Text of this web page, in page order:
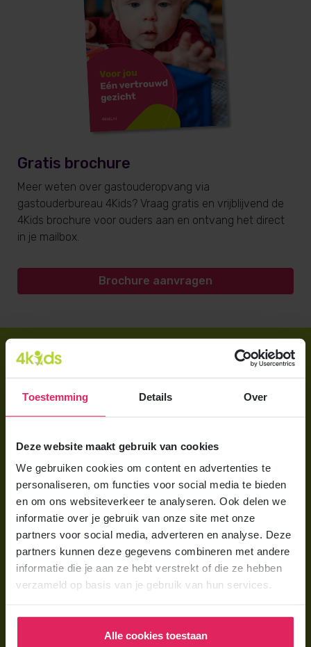
Toestemming Details Over
Deze website maakt gebruik van cookies
We gebruiken cookies om content en advertenties te
personaliseren, om functies voor social media te bieden
en om ons websiteverkeer te analyseren. Ook delen we
informatie over je gebruik van onze site met onze
partners voor social media, adverteren en analyse. Deze
partners kunnen deze gegevens combineren met andere
informatie die je aan ze hebt verstrekt of die ze hebben
verzameld op basis van je gebruik van hun services.
Alle cookies toestaan
Gratis brochure
Meer weten over gastouderopvang via
gastouderbureau 4Kids? Vraag gratis en vrijblijvend de
4Kids brochure voor ouders aan en ontvang het direct
in je mailbox.
Brochure aanvragen
Direct regelen
Aanmelden bij 4Kids
Brochure aanvragen
Voor ouders
Wat is gastouderopvang?
Wat kost een gastouder?
Hoe vind ik een gastouder?
Voor gastouders
Hoe vind ik gastkinderen?